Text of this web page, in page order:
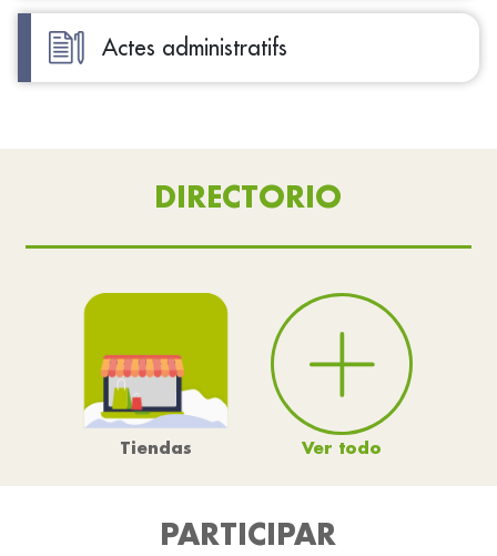
Actes administratifs
DIRECTORIO
Tiendas Ver todo
PARTICIPAR